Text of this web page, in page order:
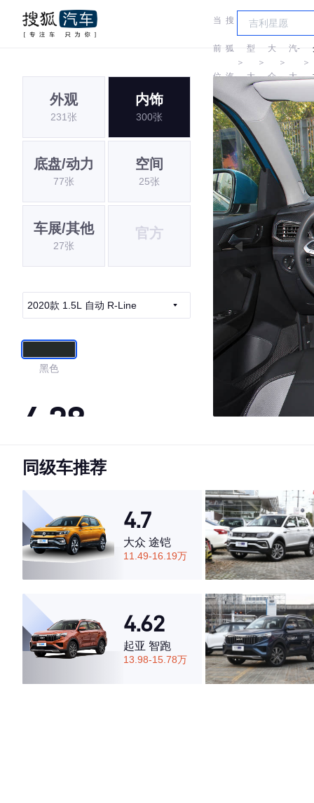
当
前
位
置:
搜
狐
汽
车
＞
车
型
大
＞
大
众
＞
汽-
大
众
＞
外观
231张
内饰
300张
底盘/动力
77张
空间
25张
车展/其他
27张
官方
2020款 1.5L 自动 R-Line
黑色
4.28
·外观表现一般，低于73%同级车
·空间表现一般，低于77%同级车
同级车推荐
4.7
大众 途铠
11.49-16.19万
4.62
起亚 智跑
13.98-15.78万